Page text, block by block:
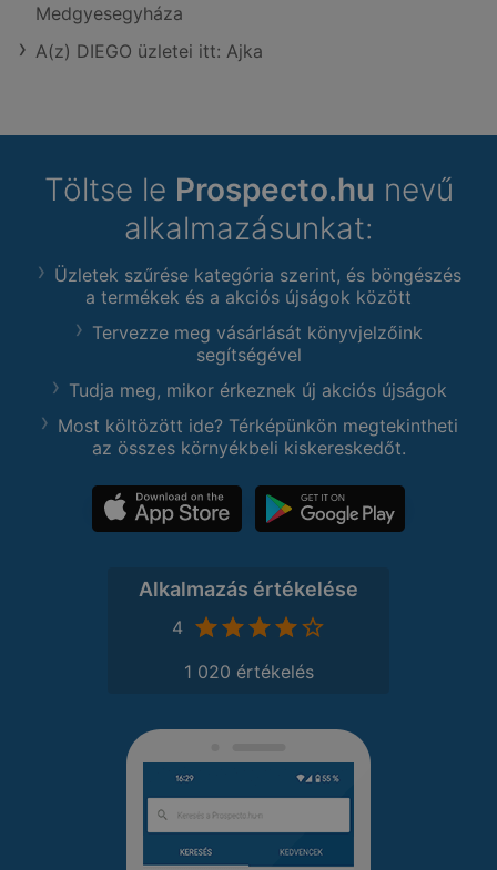
Medgyesegyháza
A(z) DIEGO üzletei itt: Ajka
Töltse le Prospecto.hu nevű
alkalmazásunkat:
Üzletek szűrése kategória szerint, és böngészés
a termékek és a akciós újságok között
Tervezze meg vásárlását könyvjelzőink
segítségével
Tudja meg, mikor érkeznek új akciós újságok
Most költözött ide? Térképünkön megtekintheti
az összes környékbeli kiskereskedőt.
Alkalmazás értékelése
4
1 020 értékelés